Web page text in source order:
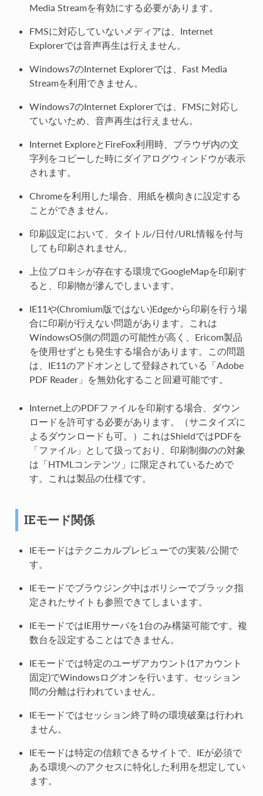
Media Streamを有効にする必要があります。
FMSに対応していないメディアは、Internet
Explorerでは音声再生は行えません。
Windows7のInternet Explorerでは、Fast Media
Streamを利用できません。
Windows7のInternet Explorerでは、FMSに対応し
ていないため、音声再生は行えません。
Internet ExploreとFireFox利用時、ブラウザ内の文
字列をコピーした時にダイアログウィンドウが表示
されます。
Chromeを利用した場合、用紙を横向きに設定する
ことができません。
印刷設定において、タイトル/日付/URL情報を付与
しても印刷されません。
上位プロキシが存在する環境でGoogleMapを印刷す
ると、印刷物が滲んでしまいます。
IE11や(Chromium版ではない)Edgeから印刷を行う場
合に印刷が行えない問題があります。これは
WindowsOS側の問題の可能性が高く、Ericom製品
を使用せずとも発生する場合があります。この問題
は、IE11のアドオンとして登録されている「Adobe
PDF Reader」を無効化すること回避可能です。
Internet上のPDFファイルを印刷する場合、ダウン
ロードを許可する必要があります。（サニタイズに
よるダウンロードも可。）これはShieldではPDFを
「ファイル」として扱っており、印刷制御のの対象
は「HTMLコンテンツ」に限定されているためで
す。これは製品の仕様です。
IEモード関係
IEモードはテクニカルプレビューでの実装/公開で
す。
IEモードでブラウジング中はポリシーでブラック指
定されたサイトも参照できてしまいます。
IEモードではIE用サーバを1台のみ構築可能です。複
数台を設定することはできません。
IEモードでは特定のユーザアカウント(1アカウント
固定)でWindowsログオンを行います。セッション
間の分離は行われていません。
IEモードではセッション終了時の環境破棄は行われ
ません。
IEモードは特定の信頼できるサイトで、IEが必須で
ある環境へのアクセスに特化した利用を想定してい
ます。